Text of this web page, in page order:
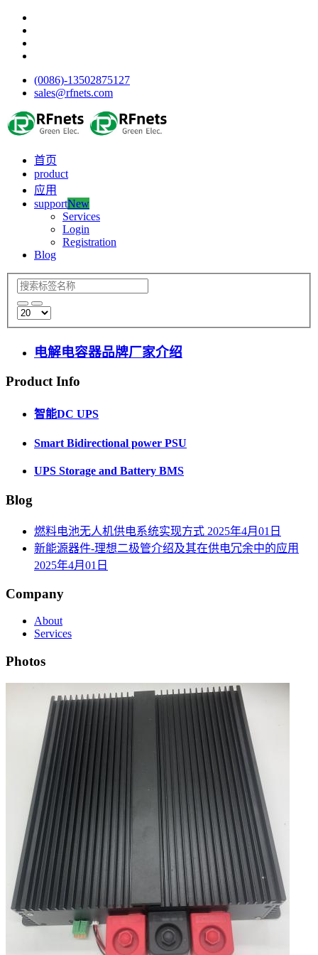
(0086)-13502875127
sales@rfnets.com
首页
product
应用
supportNew
Services
Login
Registration
Blog
电解电容器品牌厂家介绍
Product Info
智能DC UPS
Smart Bidirectional power PSU
UPS Storage and Battery BMS
Blog
燃料电池无人机供电系统实现方式 2025年4月01日
新能源器件-理想二极管介绍及其在供电冗余中的应用
2025年4月01日
Company
About
Services
Photos